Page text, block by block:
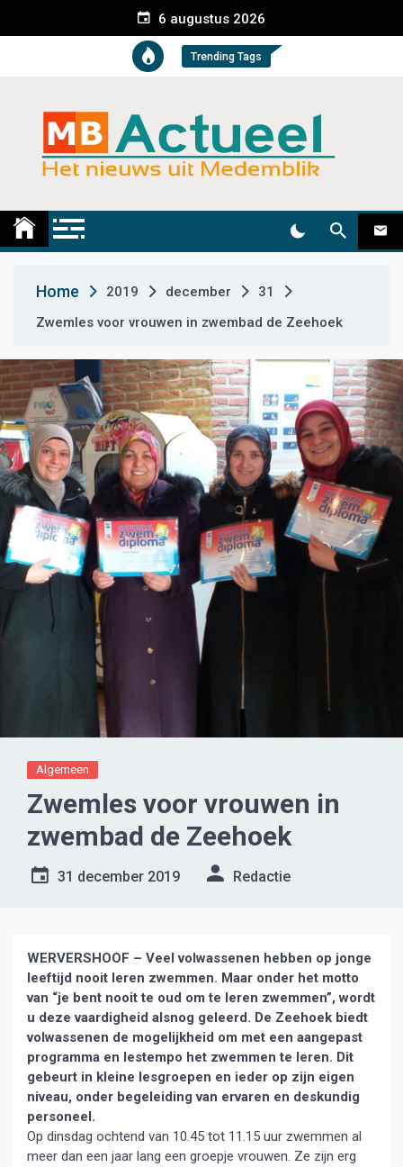
e
t
6 augustus 2026
Trending Tags
Medemblik Actueel
Home 2019 december
31
Zwemles voor vrouwen in zwembad de Zeehoek
Algemeen
Zwemles voor vrouwen in
zwembad de Zeehoek
31 december 2019 Redactie
WERVERSHOOF – Veel volwassenen hebben op jonge
leeftijd nooit leren zwemmen. Maar onder het motto
van “je bent nooit te oud om te leren zwemmen”, wordt
u deze vaardigheid alsnog geleerd. De Zeehoek biedt
volwassenen de mogelijkheid om met een aangepast
programma en lestempo het zwemmen te leren. Dit
gebeurt in kleine lesgroepen en ieder op zijn eigen
niveau, onder begeleiding van ervaren en deskundig
personeel.
Op dinsdag ochtend van 10.45 tot 11.15 uur zwemmen al
meer dan een jaar lang een groepje vrouwen. Ze zijn erg